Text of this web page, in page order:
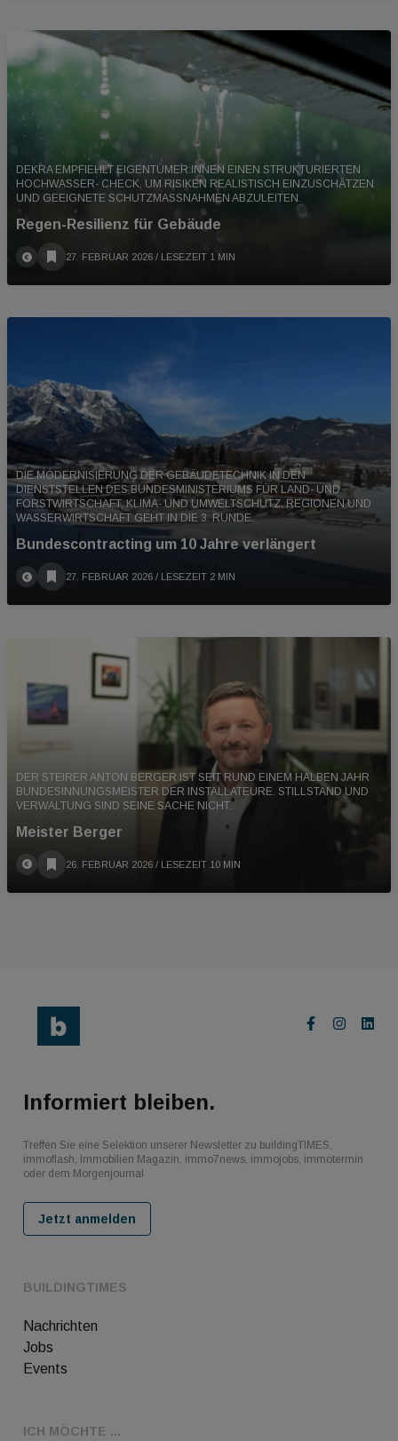
DEKRA EMPFIEHLT EIGENTÜMER:INNEN EINEN STRUKTURIERTEN
HOCHWASSER- CHECK, UM RISIKEN REALISTISCH EINZUSCHÄTZEN
UND GEEIGNETE SCHUTZMASSNAHMEN ABZULEITEN.
Regen-Resilienz für Gebäude
27. FEBRUAR 2026 / LESEZEIT 1 MIN
DIE MODERNISIERUNG DER GEBÄUDETECHNIK IN DEN
DIENSTSTELLEN DES BUNDESMINISTERIUMS FÜR LAND- UND
FORSTWIRTSCHAFT, KLIMA- UND UMWELTSCHUTZ, REGIONEN UND
WASSERWIRTSCHAFT GEHT IN DIE 3. RUNDE.
Bundescontracting um 10 Jahre verlängert
27. FEBRUAR 2026 / LESEZEIT 2 MIN
DER STEIRER ANTON BERGER IST SEIT RUND EINEM HALBEN JAHR
BUNDESINNUNGSMEISTER DER INSTALLATEURE. STILLSTAND UND
VERWALTUNG SIND SEINE SACHE NICHT.
Meister Berger
26. FEBRUAR 2026 / LESEZEIT 10 MIN
BUILDINGTIMES
Nachrichten
Jobs
Events
ICH MÖCHTE ...
Informiert bleiben.
Treffen Sie eine Selektion unserer Newsletter zu buildingTIMES,
immoflash, Immobilien Magazin, immo7news, immojobs, immotermin
oder dem Morgenjournal
Jetzt anmelden